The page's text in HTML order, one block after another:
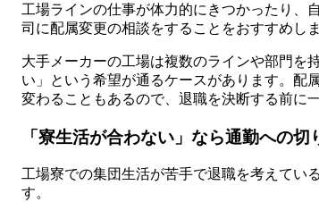
工場ラインの仕事が体力的にきつかったり、
司に配属変更の相談をすることをおすすめしま
大手メーカーの工場は複数のラインや部門を
い」という希望が通るケースがあります。配
変わることもあるので、退職を決断する前に
「寮生活が合わない」なら通勤への
工場寮での集団生活が苦手で退職を考えてい
す。